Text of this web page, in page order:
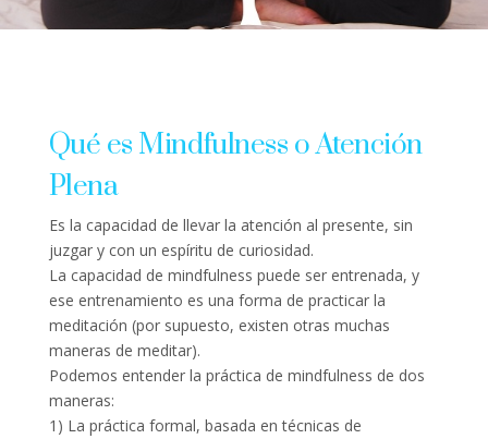
Qué es Mindfulness o Atención
Plena
Es la capacidad de llevar la atención al presente, sin
juzgar y con un espíritu de curiosidad.
La capacidad de mindfulness puede ser entrenada, y
ese entrenamiento es una forma de practicar la
meditación (por supuesto, existen otras muchas
maneras de meditar).
Podemos entender la práctica de mindfulness de dos
maneras:
1) La práctica formal, basada en técnicas de